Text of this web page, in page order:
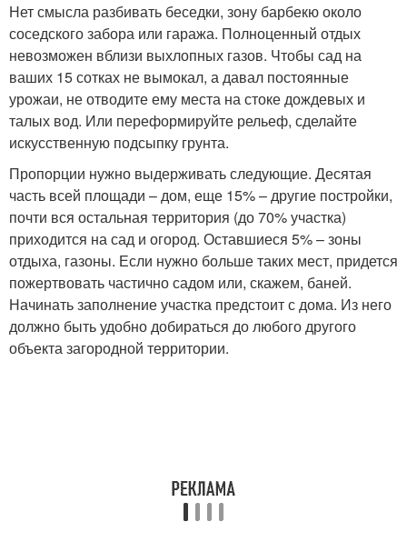
Нет смысла разбивать беседки, зону барбекю около
соседского забора или гаража. Полноценный отдых
невозможен вблизи выхлопных газов. Чтобы сад на
ваших 15 сотках не вымокал, а давал постоянные
урожаи, не отводите ему места на стоке дождевых и
талых вод. Или переформируйте рельеф, сделайте
искусственную подсыпку грунта.
Пропорции нужно выдерживать следующие. Десятая
часть всей площади – дом, еще 15% – другие постройки,
почти вся остальная территория (до 70% участка)
приходится на сад и огород. Оставшиеся 5% – зоны
отдыха, газоны. Если нужно больше таких мест, придется
пожертвовать частично садом или, скажем, баней.
Начинать заполнение участка предстоит с дома. Из него
должно быть удобно добираться до любого другого
объекта загородной территории.